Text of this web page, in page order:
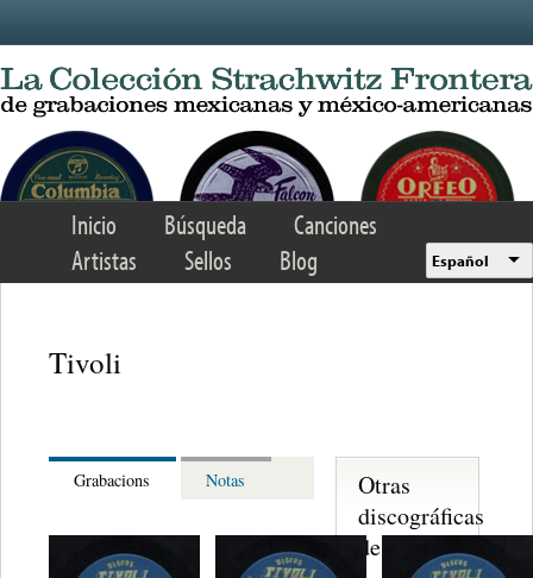
Inicio Búsqueda
Canciones
Artistas
Sellos Blog Español
Tivoli
Grabacions Notas
Otras
discográficas
de nota ...